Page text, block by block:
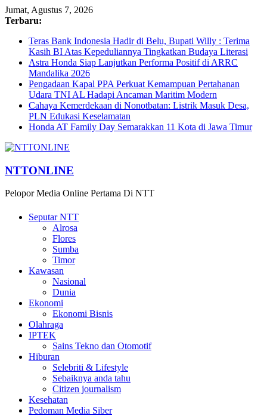
Jumat, Agustus 7, 2026
Terbaru:
Teras Bank Indonesia Hadir di Belu, Bupati Willy : Terima
Kasih BI Atas Kepeduliannya Tingkatkan Budaya Literasi
Astra Honda Siap Lanjutkan Performa Positif di ARRC
Mandalika 2026
Pengadaan Kapal PPA Perkuat Kemampuan Pertahanan
Udara TNI AL Hadapi Ancaman Maritim Modern
Cahaya Kemerdekaan di Nonotbatan: Listrik Masuk Desa,
PLN Edukasi Keselamatan
Honda AT Family Day Semarakkan 11 Kota di Jawa Timur
NTTONLINE
Pelopor Media Online Pertama Di NTT
Seputar NTT
Alrosa
Flores
Sumba
Timor
Kawasan
Nasional
Dunia
Ekonomi
Ekonomi Bisnis
Olahraga
IPTEK
Sains Tekno dan Otomotif
Hiburan
Selebriti & Lifestyle
Sebaiknya anda tahu
Citizen journalism
Kesehatan
Pedoman Media Siber